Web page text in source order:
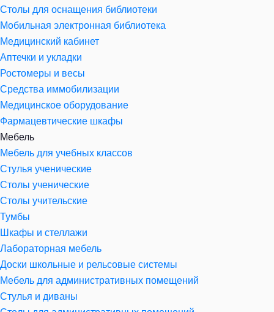
Столы для оснащения библиотеки
Мобильная электронная библиотека
Медицинский кабинет
Аптечки и укладки
Ростомеры и весы
Средства иммобилизации
Медицинское оборудование
Фармацевтические шкафы
Мебель
Мебель для учебных классов
Стулья ученические
Столы ученические
Столы учительские
Тумбы
Шкафы и стеллажи
Лабораторная мебель
Доски школьные и рельсовые системы
Мебель для административных помещений
Стулья и диваны